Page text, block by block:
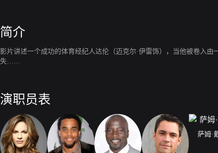
简介
影片讲述一个成功的体育经纪人达伦（迈克尔·伊雷饰），当他被卷入
失……
演职员表
萨姆·